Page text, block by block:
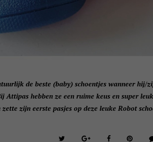
de beste (baby) schoentjes wanneer hij/
Attipas hebben ze een ruime keus en super
zijn eerste pasjes op deze leuke Robot